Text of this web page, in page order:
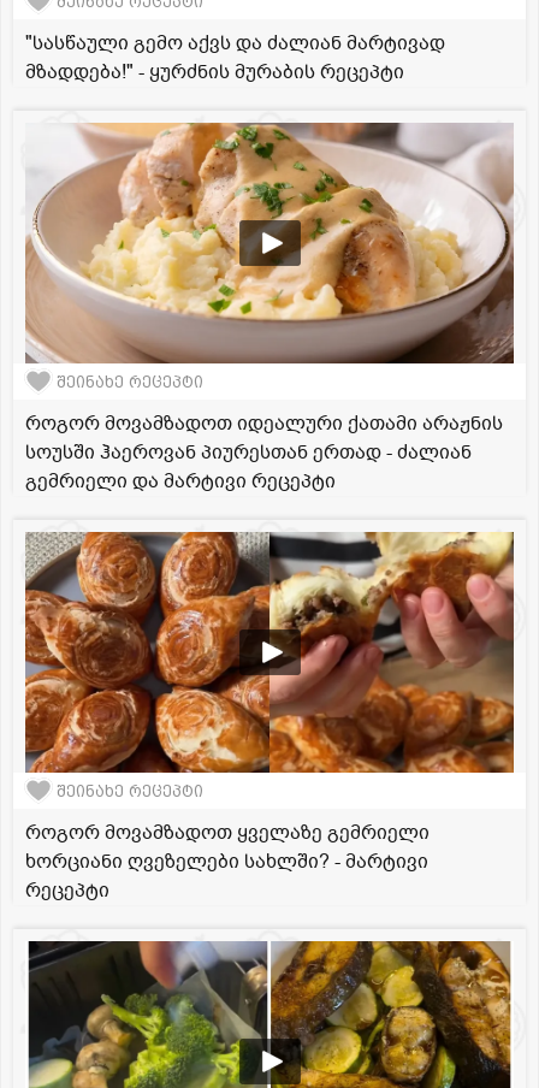
"სასწაული გემო აქვს და ძალიან მარტივად
მზადდება!" - ყურძნის მურაბის რეცეპტი
შეინახე რეცეპტი
როგორ მოვამზადოთ იდეალური ქათამი არაჟნის
სოუსში ჰაეროვან პიურესთან ერთად - ძალიან
გემრიელი და მარტივი რეცეპტი
შეინახე რეცეპტი
როგორ მოვამზადოთ ყველაზე გემრიელი
ხორციანი ღვეზელები სახლში? - მარტივი
რეცეპტი